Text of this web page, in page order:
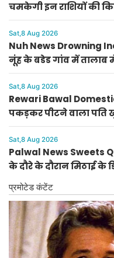
चमकेगी इन राशियों की
राशिफल
Sat,8 Aug 2026
Nuh News Drowning
नूंह के बडेड गांव में तालाब
Sat,8 Aug 2026
Rewari Bawal
पकड़कर पीटने वाला पति
केस दर्ज
Sat,8 Aug 2026
Palwal News Sweets
के दौरे के दौरान मिठाई के
ने दिए जांच के आदेश